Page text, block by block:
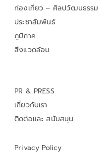
ท่องเที่ยว – ศิลปวัฒนธรรม
ประชาสัมพันธ์
ภูมิภาค
สิ่งแวดล้อม
PR & PRESS
เกี่ยวกับเรา
ติดต่อและ สนับสนุน
Privacy Policy